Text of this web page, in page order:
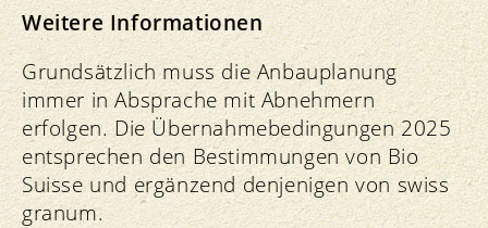
Weitere Informationen
Grundsätzlich muss die Anbauplanung
immer in Absprache mit Abnehmern
erfolgen. Die Übernahmebedingungen 2025
entsprechen den Bestimmungen von Bio
Suisse und ergänzend denjenigen von swiss
granum.